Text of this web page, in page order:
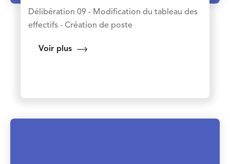
Délibération 09 - Modification du tableau des
effectifs - Création de poste
Voir plus